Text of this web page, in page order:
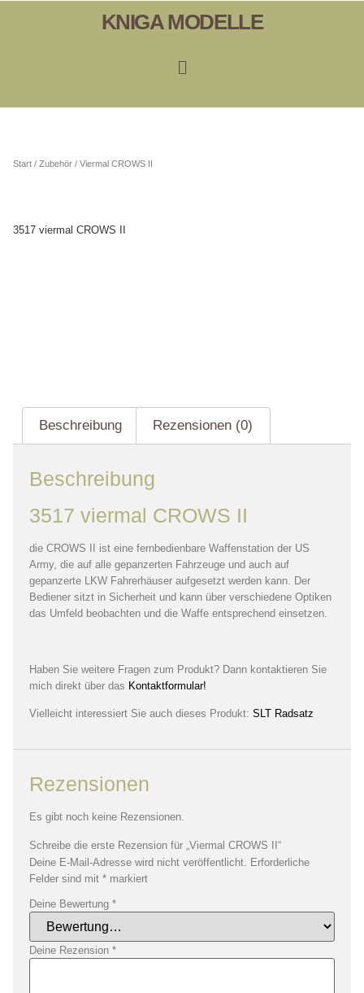
KNIGA MODELLE
Start / Zubehör / Viermal CROWS II
3517 viermal CROWS II
Beschreibung Rezensionen (0)
Beschreibung
3517 viermal CROWS II
die CROWS II ist eine fernbedienbare Waffenstation der US
Army, die auf alle gepanzerten Fahrzeuge und auch auf
gepanzerte LKW Fahrerhäuser aufgesetzt werden kann. Der
Bediener sitzt in Sicherheit und kann über verschiedene Optiken
das Umfeld beobachten und die Waffe entsprechend einsetzen.
Haben Sie weitere Fragen zum Produkt? Dann kontaktieren Sie
mich direkt über das Kontaktformular!
Vielleicht interessiert Sie auch dieses Produkt: SLT Radsatz
Rezensionen
Es gibt noch keine Rezensionen.
Schreibe die erste Rezension für „Viermal CROWS II“
Deine E-Mail-Adresse wird nicht veröffentlicht.
Erforderliche
Felder sind mit * markiert
Deine Bewertung *
Deine Rezension *